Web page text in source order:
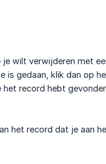
wilt verwijderen met
is gedaan, klik dan op
het record hebt
het record dat je aan